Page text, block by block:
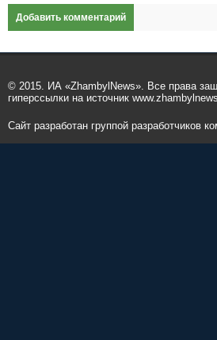
Добавить комментарий
© 2015. ИА «ZhambylNews». Все права
гиперссылки на источник
Сайт разработан группой разработчиков